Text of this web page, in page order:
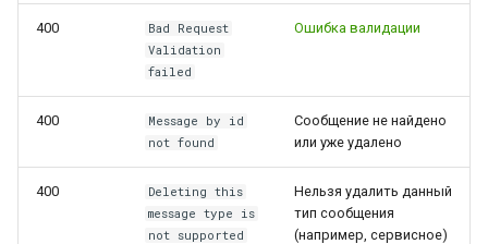
400
Bad Request
Validation
failed
Ошибка валидации
400
Message by id
not found
Сообщение не найдено
или уже удалено
400
Deleting this
message type is
not supported
Нельзя удалить данный
тип сообщения
(например, сервисное)